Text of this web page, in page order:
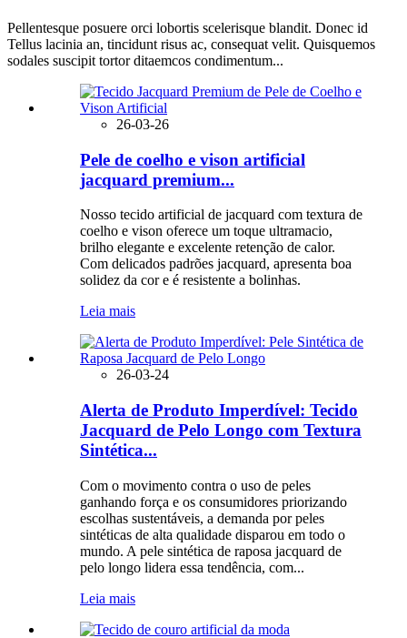
Pellentesque posuere orci lobortis scelerisque blandit. Donec id
Tellus lacinia an, tincidunt risus ac, consequat velit. Quisquemos
sodales suscipit tortor ditaemcos condimentum...
26-03-26
Pele de coelho e vison artificial
jacquard premium...
Nosso tecido artificial de jacquard com textura de
coelho e vison oferece um toque ultramacio,
brilho elegante e excelente retenção de calor.
Com delicados padrões jacquard, apresenta boa
solidez da cor e é resistente a bolinhas.
Leia mais
26-03-24
Alerta de Produto Imperdível: Tecido
Jacquard de Pelo Longo com Textura
Sintética...
Com o movimento contra o uso de peles
ganhando força e os consumidores priorizando
escolhas sustentáveis, a demanda por peles
sintéticas de alta qualidade disparou em todo o
mundo. A pele sintética de raposa jacquard de
pelo longo lidera essa tendência, com...
Leia mais